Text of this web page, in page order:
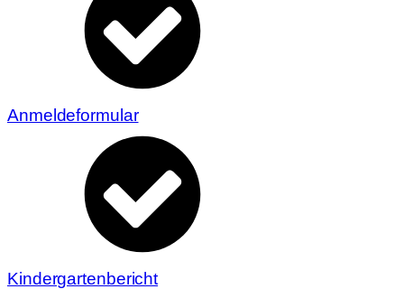
Anmeldeformular
Kindergartenbericht